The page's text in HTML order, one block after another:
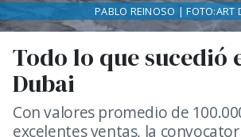
Todo lo que sucedió
Dubai
Con valores promedio de
excelentes ventas, la
PABLO REINOSO | FOTO:ART